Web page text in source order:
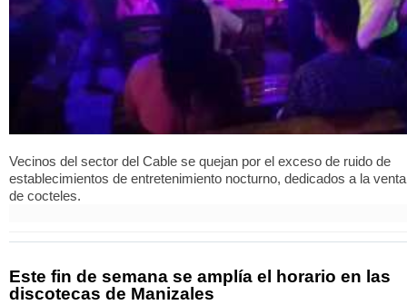
Vecinos del sector del Cable se quejan por el exceso de ruido de
establecimientos de entretenimiento nocturno, dedicados a la venta
de cocteles.
Este fin de semana se amplía el horario en las
discotecas de Manizales